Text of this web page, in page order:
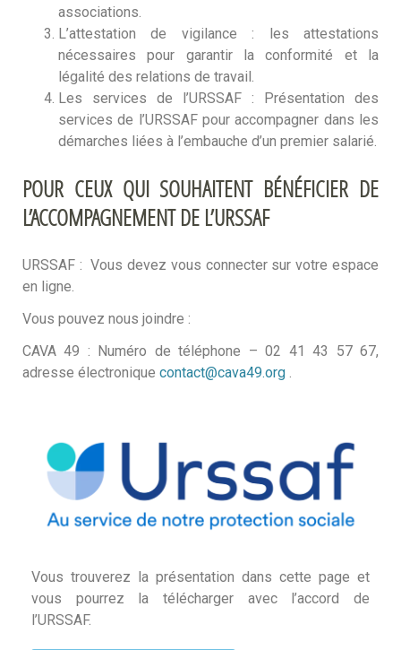
associations.
L’attestation de vigilance : les attestations
nécessaires pour garantir la conformité et la
légalité des relations de travail.
Les services de l’URSSAF : Présentation des
services de l’URSSAF pour accompagner dans les
démarches liées à l’embauche d’un premier salarié.
POUR CEUX QUI SOUHAITENT BÉNÉFICIER DE
L’ACCOMPAGNEMENT DE L’URSSAF
URSSAF : Vous devez vous connecter sur votre espace
en ligne.
Vous pouvez nous joindre :
CAVA 49 : Numéro de téléphone – 02 41 43 57 67,
adresse électronique contact@cava49.org .
Vous trouverez la présentation dans cette page et
vous pourrez la télécharger avec l’accord de
l’URSSAF.